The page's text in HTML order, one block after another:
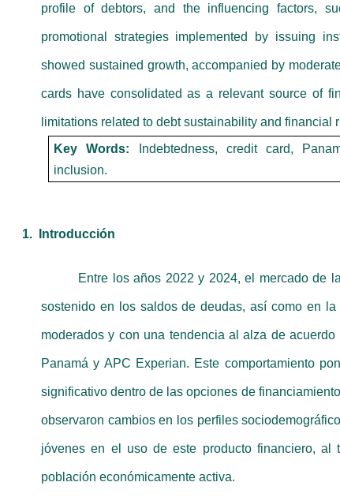
profile of debtors, and the influencing factors,
promotional strategies implemented by issuing
showed sustained growth, accompanied by
cards have consolidated as a relevant source of
limitations related to debt sustainability and financial
Key Words:
Indebtedness, credit card,
inclusion.
1. Introducción
Entre los años 2022 y 2024, el mercado de
sostenido en los saldos de deudas, así como en
moderados y con una tendencia al alza de
Panamá y APC Experian. Este comportamiento
significativo dentro de las opciones de
observaron cambios en los perfiles
jóvenes en el uso de este producto financiero,
población económicamente activa.